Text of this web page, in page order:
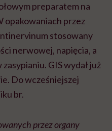
preparatem na
opakowaniach przez
stosowany
nerwowej, napięcia, a
GIS wydał już
Do wcześniejszej
br.
przez organy